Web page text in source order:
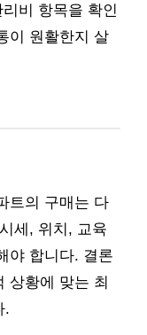
비 항목을 확인
이 원활한지 살
트의 구매는 다
세, 위치, 교육
야 합니다. 결론
상황에 맞는 최
.